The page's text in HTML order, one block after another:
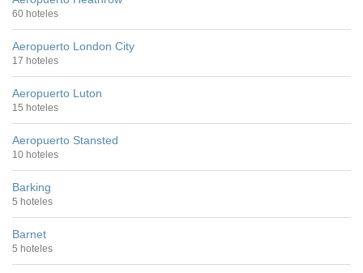
60 hoteles
Aeropuerto London City
17 hoteles
Aeropuerto Luton
15 hoteles
Aeropuerto Stansted
10 hoteles
Barking
5 hoteles
Barnet
5 hoteles